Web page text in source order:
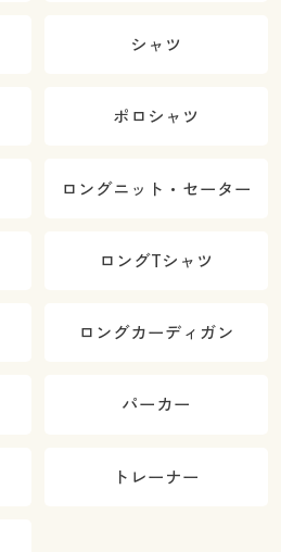
シャツ
ポロシャツ
ロングニット・セーター
ロングTシャツ
ロングカーディガン
パーカー
トレーナー